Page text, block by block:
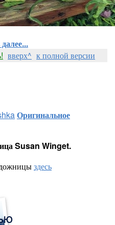
вверх^ к полной версии
Оригинальное
Susan Winget.
здесь